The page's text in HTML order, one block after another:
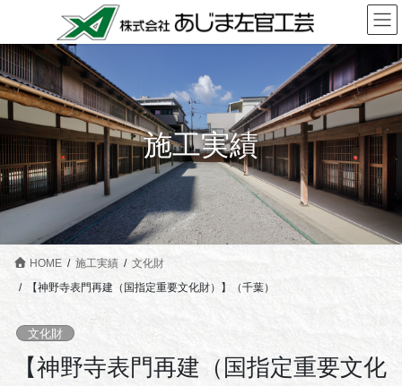
テ
ン
ツ
に
動
ゲ
ー
シ
ョ
に
移
施工実績
HOME 施工実績
文化財
【神野寺表門再建（国指定重要文化財）】（千葉）
文化財
【神野寺表門再建（国指定重要文化